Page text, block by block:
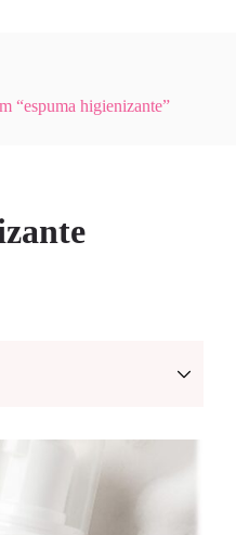
“espuma higienizante”